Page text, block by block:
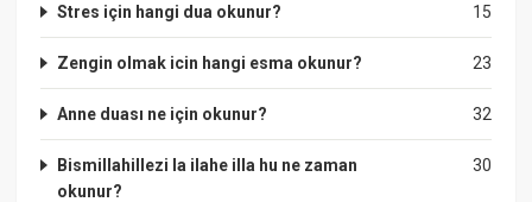
15
Stres için hangi dua okunur?
23
Zengin olmak icin hangi esma okunur?
32
Anne duası ne için okunur?
30
Bismillahillezi la ilahe illa hu ne zaman
okunur?